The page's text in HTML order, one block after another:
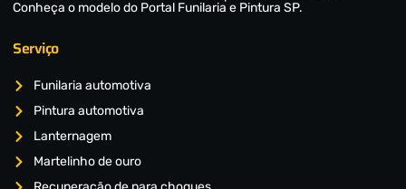
Conheça o modelo do Portal Funilaria e Pintura SP.
Serviço
Funilaria automotiva
Pintura automotiva
Lanternagem
Martelinho de ouro